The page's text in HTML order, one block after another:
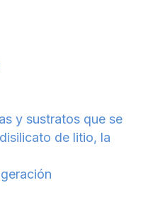
y sustratos que se
de litio, la